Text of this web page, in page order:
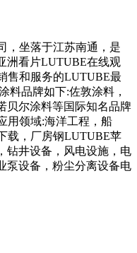
，坐落于江苏南通，是
洲看片LUTUBE在线观
售和服务的LUTUBE最
品牌如下:佐敦涂料，
诺贝尔涂料等国际知名品牌
用领域:海洋工程，船
下载，厂房钢LUTUBE苹
，钻井设备，风电设施，电
泵设备，粉尘分离设备电